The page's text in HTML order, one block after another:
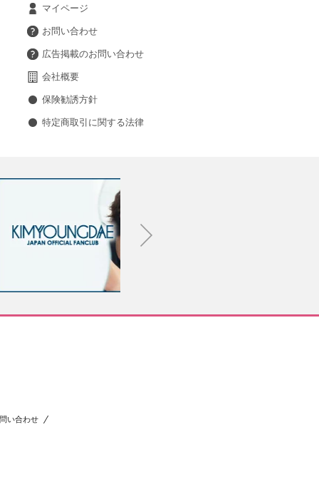
マイページ
お問い合わせ
広告掲載のお問い合わせ
会社概要
保険勧誘方針
特定商取引に関する法律
い合わせ